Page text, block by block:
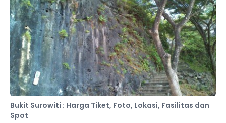
Bukit Surowiti : Harga Tiket, Foto, Lokasi, Fasilitas dan
Spot